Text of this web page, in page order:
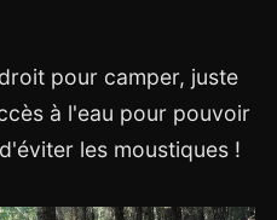
pour camper, juste
à l'eau pour pouvoir
les moustiques !